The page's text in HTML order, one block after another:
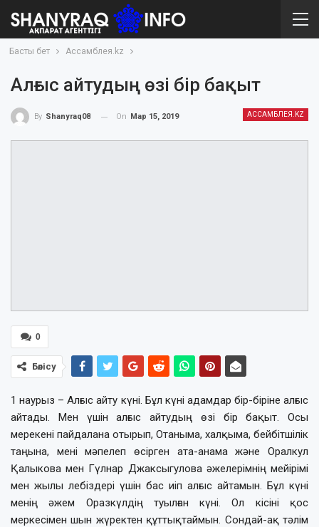
Басты бет Ассамблея.kz
Алғыс айтудың өзі бір бақыт
АССАМБЛЕЯ.KZ
By Shanyraq08 On Мар 15, 2019
0
Бөлісу
1 наурыз – Алғыс айту күні. Бұл күні адамдар бір-біріне алғыс
айтады. Мен үшін алғыс айтудың өзі бір бақыт. Осы
мерекені пайдалана отырып, Отаныма, халқыма, бейбітшілік
таңына, мені мәпелеп өсірген ата-анама және Оралкул
Қалыкова мен Гүлнар Джаксыгулова әжелерімнің мейірімі
мен жылы лебіздері үшін бас иіп алғыс айтамын. Бұл күні
менің әжем Оразкүлдің туылған күні. Ол кісіні қос
меркесімен шын жүректен құттықтаймын. Сондай-ақ тәлім